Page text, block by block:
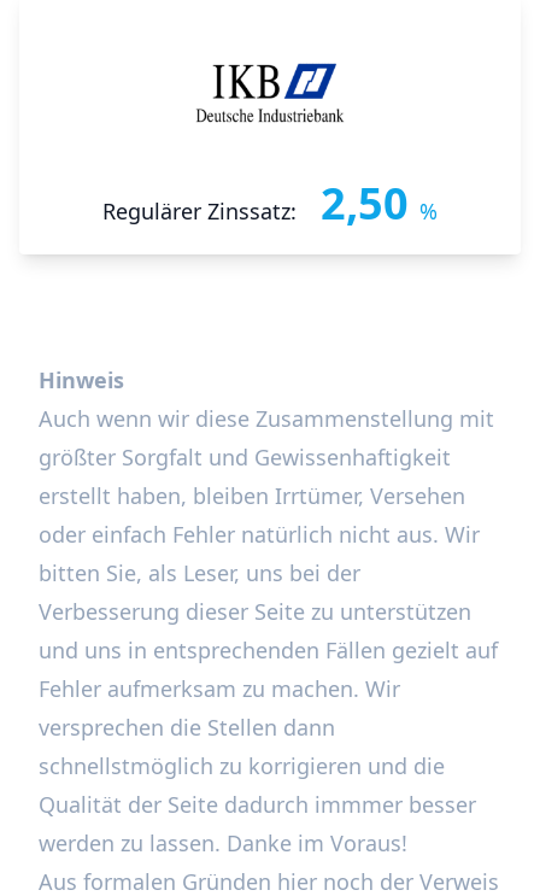
Regulärer Zinssatz: 2,50 %
Hinweis
Auch wenn wir diese Zusammenstellung mit
größter Sorgfalt und Gewissenhaftigkeit
erstellt haben, bleiben Irrtümer, Versehen
oder einfach Fehler natürlich nicht aus. Wir
bitten Sie, als Leser, uns bei der
Verbesserung dieser Seite zu unterstützen
und uns in entsprechenden Fällen gezielt auf
Fehler aufmerksam zu machen. Wir
versprechen die Stellen dann
schnellstmöglich zu korrigieren und die
Qualität der Seite dadurch immmer besser
werden zu lassen. Danke im Voraus!
Aus formalen Gründen hier noch der Verweis